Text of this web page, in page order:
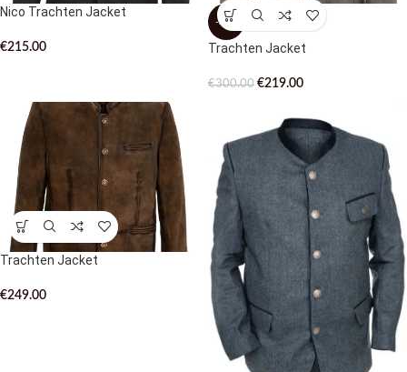
Nico Trachten Jacket
€215.00
-27%
Trachten Jacket
€300.00 €219.00
Trachten Jacket
€249.00